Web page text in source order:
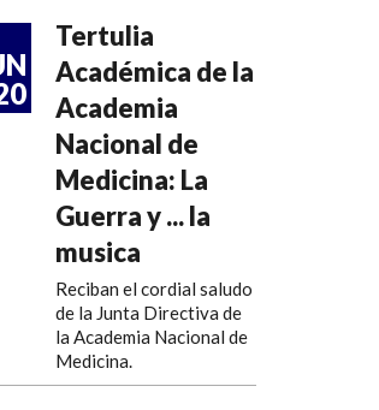
Tertulia
Académica de la
Academia
Nacional de
Medicina: La
Guerra y ... la
musica
Reciban el cordial saludo
de la Junta Directiva de
la Academia Nacional de
Medicina.